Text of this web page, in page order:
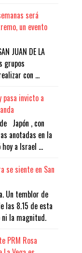
será
un evento
JUAN DE LA
grupos
con ...
pasa invicto a
Japón , con
anotadas en la
a Israel ...
se siente en San
Un temblor de
las 8.15 de esta
la magnitud.
PRM Rosa